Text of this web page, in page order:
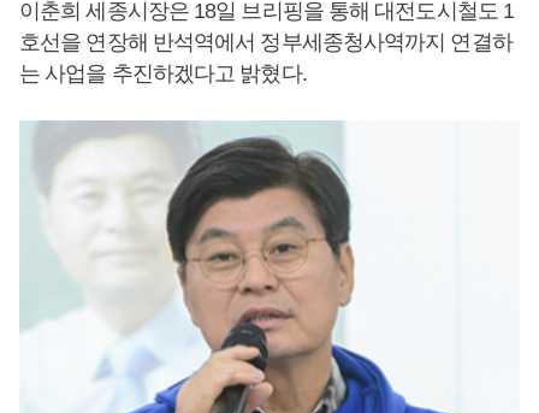
이춘희 세종시장은 18일 브리핑을 통해 대전도시철도 1
호선을 연장해 반석역에서 정부세종청사역까지 연결하
는 사업을 추진하겠다고 밝혔다.